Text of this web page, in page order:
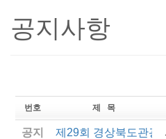
공지사항
번호 제 목
공지 제29회 경상북도관광